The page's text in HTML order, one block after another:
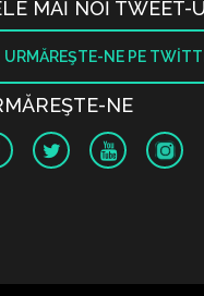
MAI NOI TWEET-
URMĂREŞTE-NE PE
NE